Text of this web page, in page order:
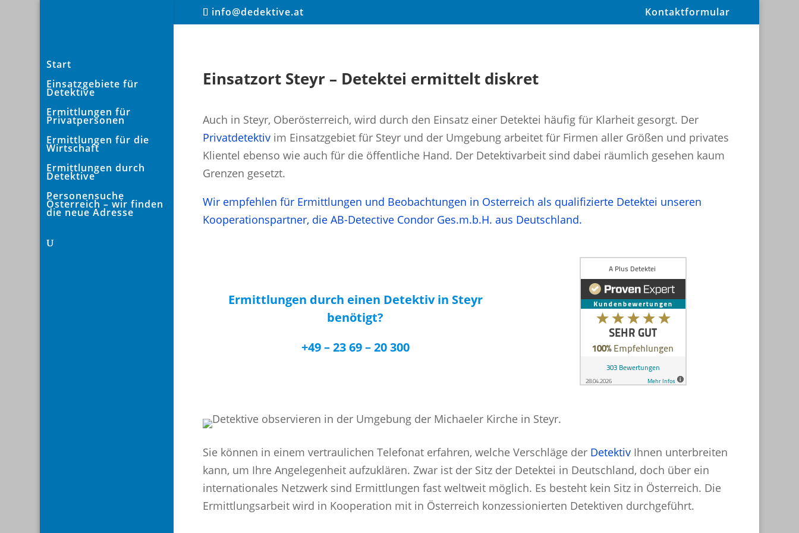
info@dedektive.at Kontaktformular
Start
Einsatzgebiete für
Detektive
Ermittlungen für
Privatpersonen
Ermittlungen für die
Wirtschaft
Ermittlungen durch
Detektive
Personensuche
Österreich – wir finden
die neue Adresse
Einsatzort Steyr – Detektei ermittelt diskret
Auch in Steyr, Oberösterreich, wird durch den Einsatz einer Detektei häufig für Klarheit gesorgt. Der
Privatdetektiv im Einsatzgebiet für Steyr und der Umgebung arbeitet für Firmen aller Größen und privates
Klientel ebenso wie auch für die öffentliche Hand. Der Detektivarbeit sind dabei räumlich gesehen kaum
Grenzen gesetzt.
Wir empfehlen für Ermittlungen und Beobachtungen in Osterreich als qualifizierte Detektei unseren
Kooperationspartner, die AB-Detective Condor Ges.m.b.H. aus Deutschland.
Ermittlungen durch einen Detektiv in Steyr
benötigt?
+49 – 23 69 – 20 300
Sie können in einem vertraulichen Telefonat erfahren, welche Verschläge der Detektiv Ihnen unterbreiten
kann, um Ihre Angelegenheit aufzuklären. Zwar ist der Sitz der Detektei in Deutschland, doch über ein
internationales Netzwerk sind Ermittlungen fast weltweit möglich. Es besteht kein Sitz in Österreich. Die
Ermittlungsarbeit wird in Kooperation mit in Österreich konzessionierten Detektiven durchgeführt.